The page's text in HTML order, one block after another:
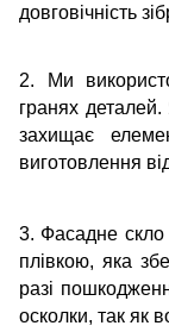
довговічність
2. Ми
гранях
захищає
виготовлення
3. Фасадне
плівкою, яка
разі
осколки, так як